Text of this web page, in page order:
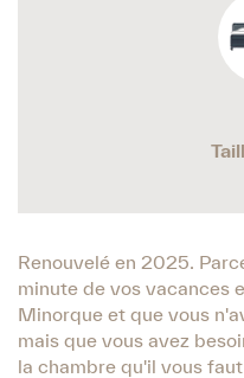
Renouvelé en 2025.
minute de vos vacances
Minorque et que vous
mais que vous avez
la chambre qu'il vous faut